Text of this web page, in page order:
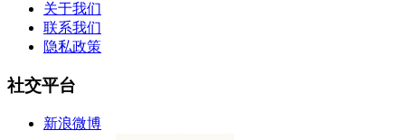
关于我们
联系我们
隐私政策
社交平台
新浪微博